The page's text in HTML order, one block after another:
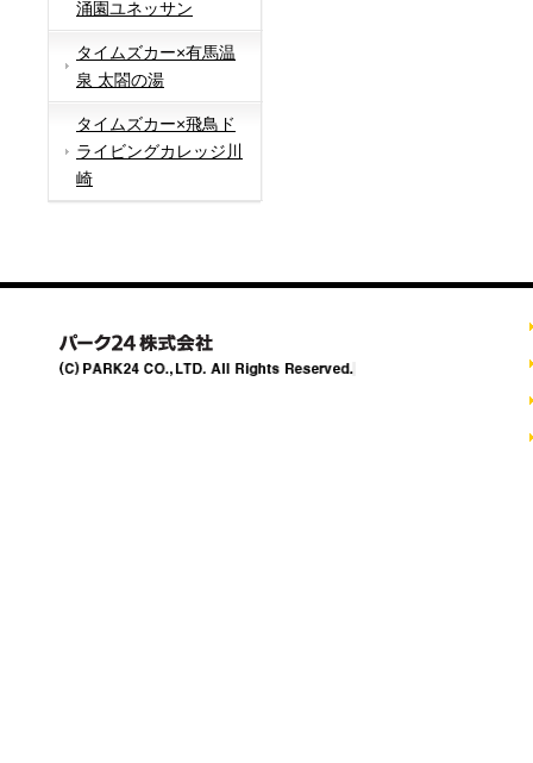
涌園ユネッサン
タイムズカー×有馬温
泉 太閤の湯
タイムズカー×飛鳥ド
ライビングカレッジ川
崎